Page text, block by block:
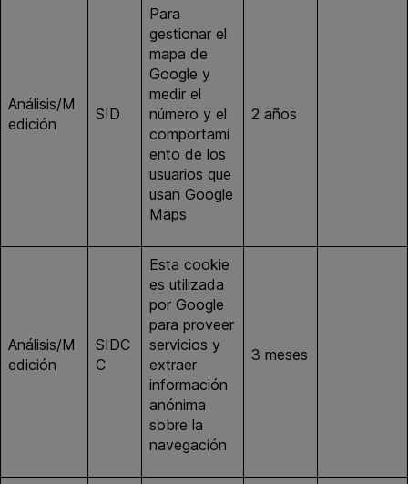
Análisis/M
edición
SID
Para
gestionar el
mapa de
Google y
medir el
número y el
comportami
ento de los
usuarios que
usan Google
Maps
2 años
Análisis/M
edición
SIDC
C
Esta cookie
es utilizada
por Google
para proveer
servicios y
extraer
información
anónima
sobre la
navegación
3 meses